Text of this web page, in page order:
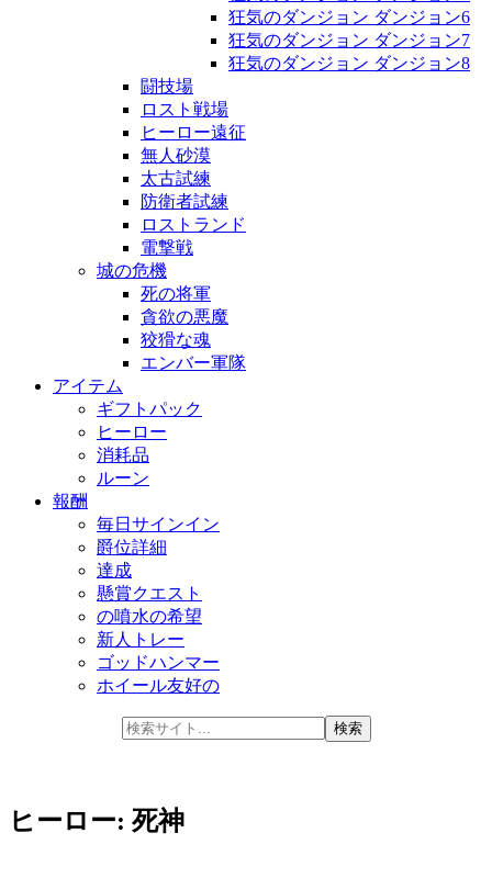
狂気のダンジョン ダンジョン6
狂気のダンジョン ダンジョン7
狂気のダンジョン ダンジョン8
闘技場
ロスト戦場
ヒーロー遠征
無人砂漠
太古試練
防衛者試練
ロストランド
電撃戦
城の危機
死の将軍
貪欲の悪魔
狡猾な魂
エンバー軍隊
アイテム
ギフトパック
ヒーロー
消耗品
ルーン
報酬
毎日サインイン
爵位詳細
達成
懸賞クエスト
の噴水の希望
新人トレー
ゴッドハンマー
ホイール友好の
ヒーロー: 死神